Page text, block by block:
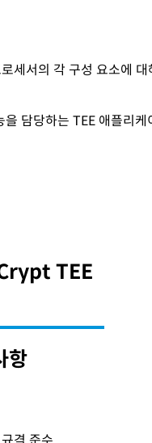
서의 각 구성 요소에
담당하는 TEE 애플리
TEE
항